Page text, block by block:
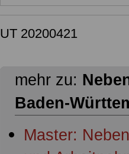
UT 20200421
mehr zu:
Baden-
Master: